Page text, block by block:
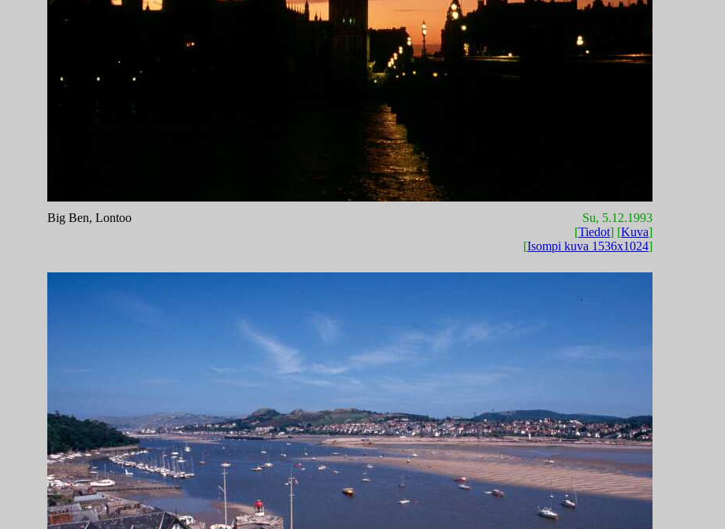
Big Ben, Lontoo
Su, 5.12.1993
[Tiedot] [Kuva]
[Isompi kuva 1536x1024]